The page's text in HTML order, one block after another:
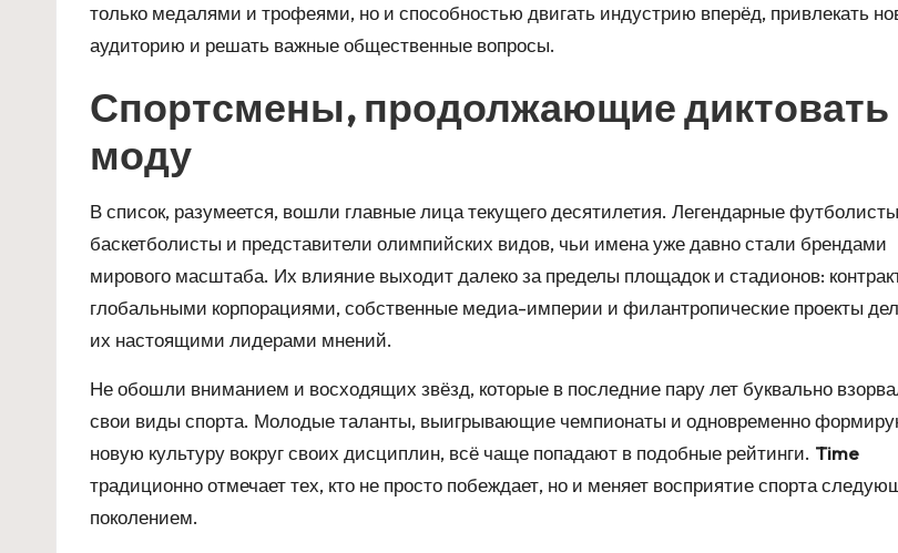
только медалями и трофеями, но и способностью двигать индустрию вперёд, привлекать
аудиторию и решать важные общественные вопросы.
Спортсмены, продолжающие диктовать
моду
В список, разумеется, вошли главные лица текущего десятилетия. Легендарные
баскетболисты и представители олимпийских видов, чьи имена уже давно стали брендами
мирового масштаба. Их влияние выходит далеко за пределы площадок и стадионов:
глобальными корпорациями, собственные медиа-империи и филантропические проекты
их настоящими лидерами мнений.
Не обошли вниманием и восходящих звёзд, которые в последние пару лет буквально
свои виды спорта. Молодые таланты, выигрывающие чемпионаты и одновременно
новую культуру вокруг своих дисциплин, всё чаще попадают в подобные рейтинги. Time
традиционно отмечает тех, кто не просто побеждает, но и меняет восприятие спорта
поколением.